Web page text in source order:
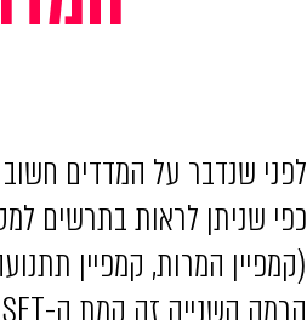
לפני שנדבר על המדדים
(קמפיין המרות, קמפיין